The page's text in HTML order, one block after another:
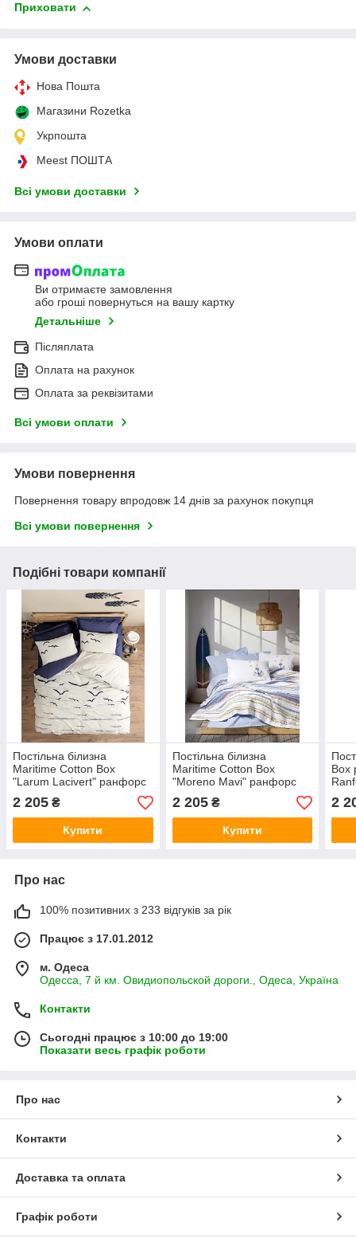
Приховати
Умови доставки
Нова Пошта
Магазини Rozetka
Укрпошта
Meest ПОШТА
Всі умови доставки
Умови оплати
Ви отримаєте замовлення
або гроші повернуться на вашу картку
Детальніше
Післяплата
Оплата на рахунок
Оплата за реквізитами
Всі умови оплати
Умови повернення
Повернення товару впродовж 14 днів за рахунок покупця
Всі умови повернення
Подібні товари компанії
Постільна білизна
Maritime Cotton Box
"Larum Lacivert" ранфорс
Ranforce бавовняна євро
розміру Туреччина
2 205 ₴
Купити
Постільна білизна
Maritime Cotton Box
"Moreno Mavi" ранфорс
Ranforce бавовняна євро
розміру Туреччина
2 205₴
Купити
Box
2
Про нас
100% позитивних з 233 відгуків за рік
Працює з 17.01.2012
м. Одеса
Одесса, 7 й км. Овидиопольской дороги., Одеса, Україна
Контакти
Сьогодні працює з 10:00 до 19:00
Показати весь графік роботи
Про нас
Контакти
Доставка та оплата
Графік роботи